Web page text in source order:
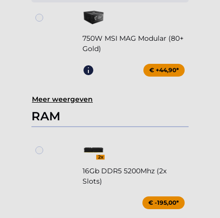
750W MSI MAG Modular (80+
Gold)
€ +44,90*
Meer weergeven
RAM
16Gb DDR5 5200Mhz (2x
Slots)
€ -195,00*